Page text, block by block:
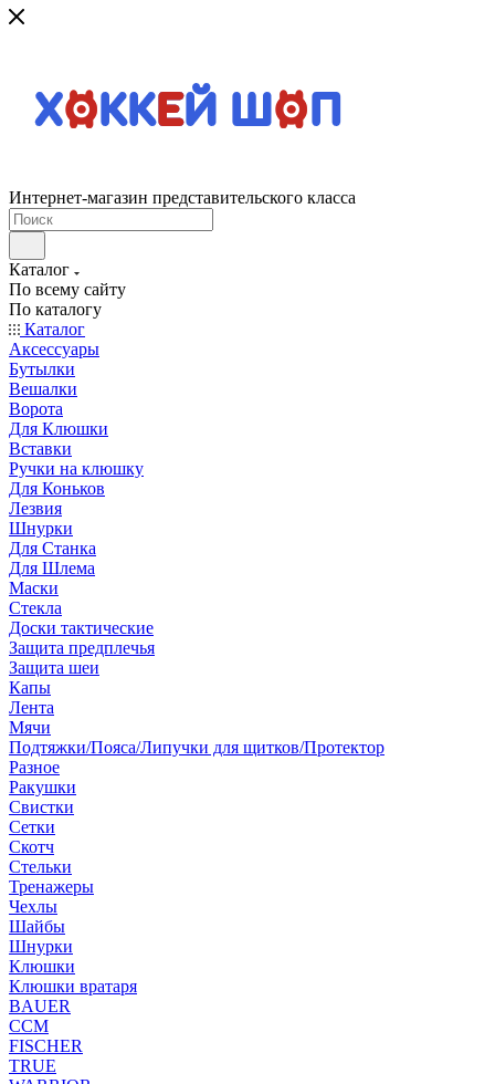
Интернет-магазин представительского класса
Каталог
По всему сайту
По каталогу
Каталог
Аксессуары
Бутылки
Вешалки
Ворота
Для Клюшки
Вставки
Ручки на клюшку
Для Коньков
Лезвия
Шнурки
Для Станка
Для Шлема
Маски
Стекла
Доски тактические
Защита предплечья
Защита шеи
Капы
Лента
Мячи
Подтяжки/Пояса/Липучки для щитков/Протектор
Разное
Ракушки
Свистки
Сетки
Скотч
Стельки
Тренажеры
Чехлы
Шайбы
Шнурки
Клюшки
Клюшки вратаря
BAUER
CCM
FISCHER
TRUE